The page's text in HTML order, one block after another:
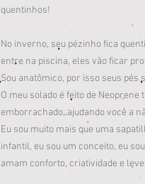
quentinhos!
No inverno, seu pézinho fica
entre na piscina, eles vão ficar
Sou anatômico, por isso seus
O meu solado é feito de Neoprene
emborrachado, ajudando você a
Eu sou muito mais que uma
infantil, eu sou um conceito, eu
amam conforto, criatividade e